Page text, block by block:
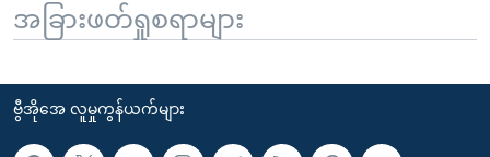
အခြားဖတ်ရှုစရာများ
ဗွီအိုအေ လူမှုကွန်ယက်များ